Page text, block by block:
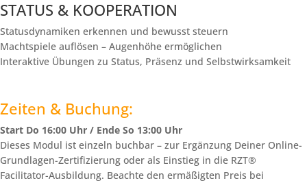
STATUS & KOOPERATION
Statusdynamiken erkennen und bewusst steuern
Machtspiele auflösen – Augenhöhe ermöglichen
Interaktive Übungen zu Status, Präsenz und Selbstwirksamkeit
Zeiten & Buchung:
Start Do 16:00 Uhr / Ende So 13:00 Uhr
Dieses Modul ist einzeln buchbar – zur Ergänzung Deiner Online-
Grundlagen-Zertifizierung oder als Einstieg in die RZT®
Facilitator-Ausbildung. Beachte den ermäßigten Preis bei